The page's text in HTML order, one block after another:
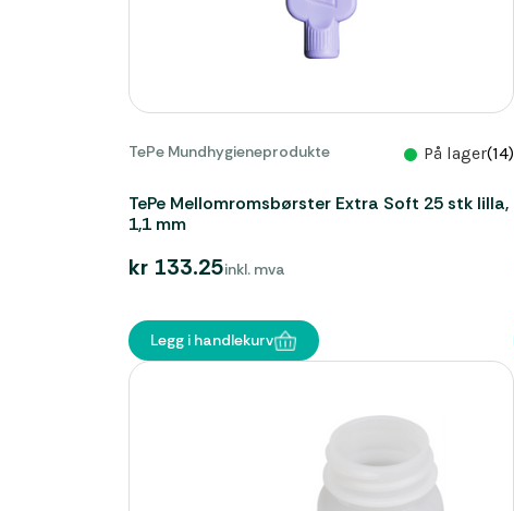
TePe Mundhygieneprodukte På lager(14)
TePe Mellomromsbørster Extra Soft 25 stk lilla,
1,1 mm
kr 133.25inkl. mva
Legg i handlekurv